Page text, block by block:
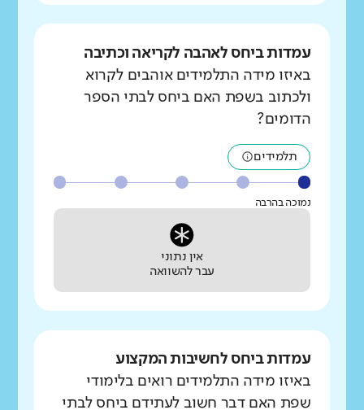
עמדות ביחס לאהבה לקריאה וכתיבה
באיזו מידה התלמידים אוהבים לקרוא
ולכתוב בשפת האם ביחס לבתי הספר
הדומים?
תלמידים
נמוכה בהרבה
אין נתוני
עבר להשוואה
עמדות ביחס לחשיבות המקצוע
באיזו מידה התלמידים רואים בלימודי
שפת האם דבר חשוב לעתידם ביחס לבתי